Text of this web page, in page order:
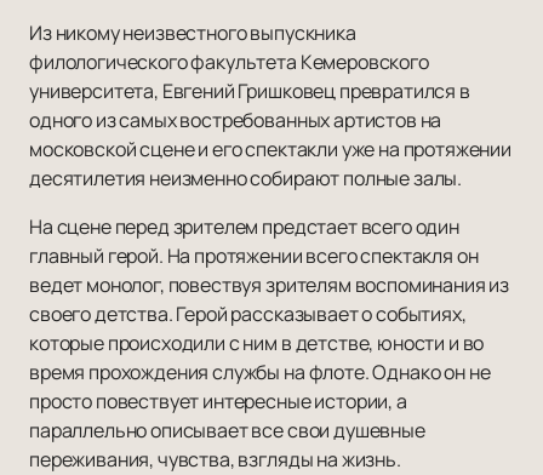
Из никому неизвестного выпускника
филологического факультета Кемеровского
университета, Евгений Гришковец превратился в
одного из самых востребованных артистов на
московской сцене и его спектакли уже на протяжении
десятилетия неизменно собирают полные залы.
На сцене перед зрителем предстает всего один
главный герой. На протяжении всего спектакля он
ведет монолог, повествуя зрителям воспоминания из
своего детства. Герой рассказывает о событиях,
которые происходили с ним в детстве, юности и во
время прохождения службы на флоте. Однако он не
просто повествует интересные истории, а
параллельно описывает все свои душевные
переживания, чувства, взгляды на жизнь.